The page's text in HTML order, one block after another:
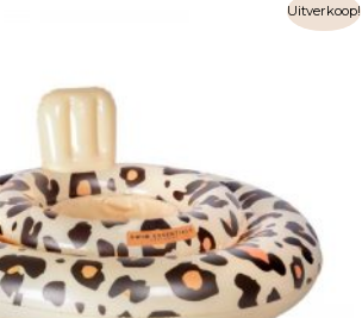
Uitverkoop!